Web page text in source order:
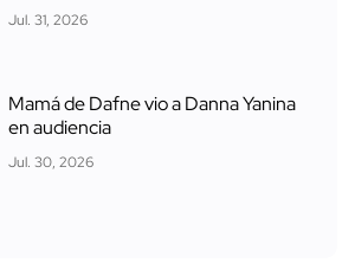
Jul. 31, 2026
Mamá de Dafne vio a Danna Yanina
en audiencia
Jul. 30, 2026